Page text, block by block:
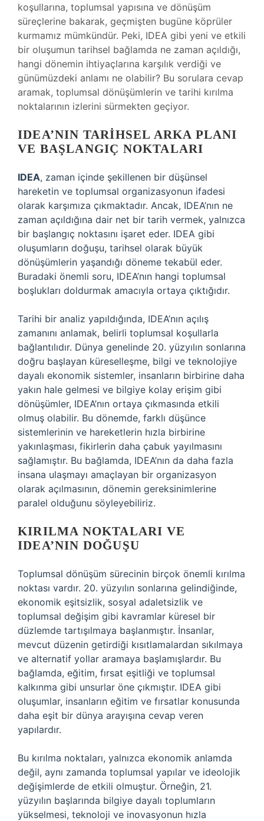
koşullarına, toplumsal yapısına ve dönüşüm
süreçlerine bakarak, geçmişten bugüne köprüler
kurmamız mümkündür. Peki, IDEA gibi yeni ve etkili
bir oluşumun tarihsel bağlamda ne zaman açıldığı,
hangi dönemin ihtiyaçlarına karşılık verdiği ve
günümüzdeki anlamı ne olabilir? Bu sorulara cevap
aramak, toplumsal dönüşümlerin ve tarihi kırılma
noktalarının izlerini sürmekten geçiyor.
IDEA’NIN TARIHSEL ARKA PLANI
VE BAŞLANGIÇ NOKTALARI
IDEA, zaman içinde şekillenen bir düşünsel
hareketin ve toplumsal organizasyonun ifadesi
olarak karşımıza çıkmaktadır. Ancak, IDEA’nın ne
zaman açıldığına dair net bir tarih vermek, yalnızca
bir başlangıç noktasını işaret eder. IDEA gibi
oluşumların doğuşu, tarihsel olarak büyük
dönüşümlerin yaşandığı döneme tekabül eder.
Buradaki önemli soru, IDEA’nın hangi toplumsal
boşlukları doldurmak amacıyla ortaya çıktığıdır.
Tarihi bir analiz yapıldığında, IDEA’nın açılış
zamanını anlamak, belirli toplumsal koşullarla
bağlantılıdır. Dünya genelinde 20. yüzyılın sonlarına
doğru başlayan küreselleşme, bilgi ve teknolojiye
dayalı ekonomik sistemler, insanların birbirine daha
yakın hale gelmesi ve bilgiye kolay erişim gibi
dönüşümler, IDEA’nın ortaya çıkmasında etkili
olmuş olabilir. Bu dönemde, farklı düşünce
sistemlerinin ve hareketlerin hızla birbirine
yakınlaşması, fikirlerin daha çabuk yayılmasını
sağlamıştır. Bu bağlamda, IDEA’nın da daha fazla
insana ulaşmayı amaçlayan bir organizasyon
olarak açılmasının, dönemin gereksinimlerine
paralel olduğunu söyleyebiliriz.
KIRILMA NOKTALARI VE
IDEA’NIN DOĞUŞU
Toplumsal dönüşüm sürecinin birçok önemli kırılma
noktası vardır. 20. yüzyılın sonlarına gelindiğinde,
ekonomik eşitsizlik, sosyal adaletsizlik ve
toplumsal değişim gibi kavramlar küresel bir
düzlemde tartışılmaya başlanmıştır. İnsanlar,
mevcut düzenin getirdiği kısıtlamalardan sıkılmaya
ve alternatif yollar aramaya başlamışlardır. Bu
bağlamda, eğitim, fırsat eşitliği ve toplumsal
kalkınma gibi unsurlar öne çıkmıştır. IDEA gibi
oluşumlar, insanların eğitim ve fırsatlar konusunda
daha eşit bir dünya arayışına cevap veren
yapılardır.
Bu kırılma noktaları, yalnızca ekonomik anlamda
değil, aynı zamanda toplumsal yapılar ve ideolojik
değişimlerde de etkili olmuştur. Örneğin, 21.
yüzyılın başlarında bilgiye dayalı toplumların
yükselmesi, teknoloji ve inovasyonun hızla